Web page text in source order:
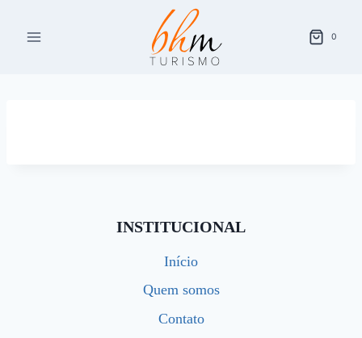
para
0
INSTITUCIONAL
Início
Quem somos
Contato